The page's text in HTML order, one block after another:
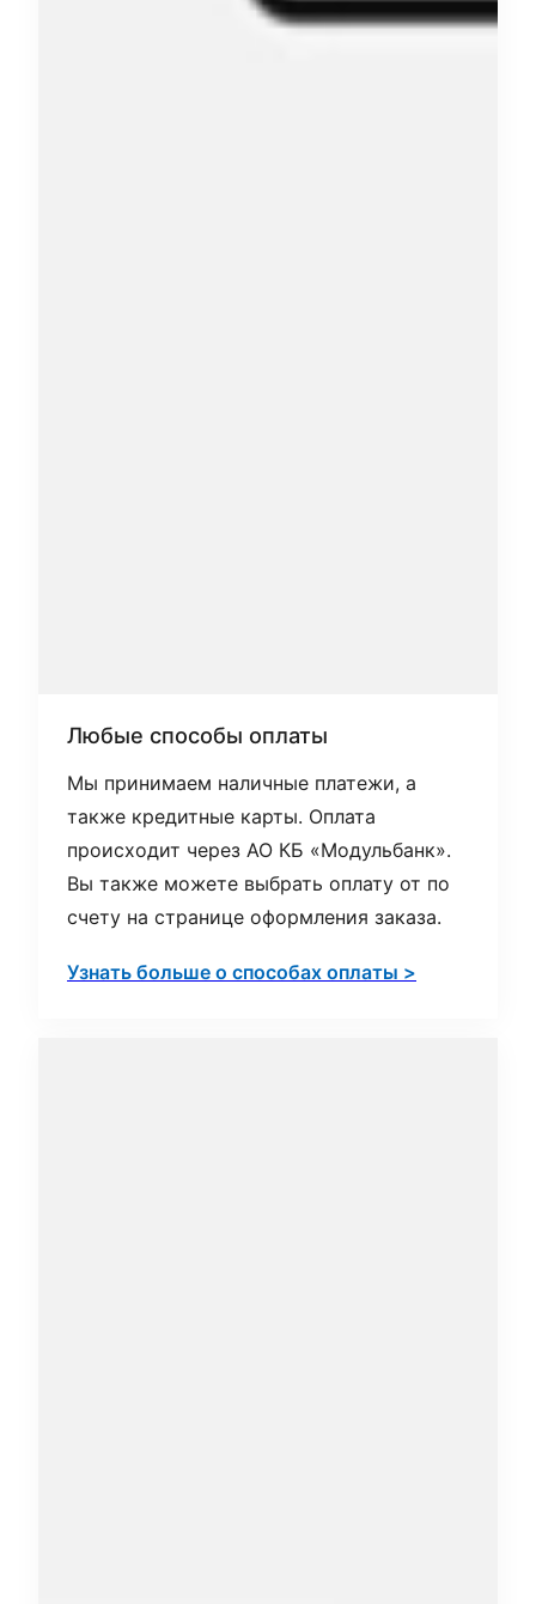
Любые способы оплаты
Мы принимаем наличные платежи, а
также кредитные карты. Оплата
происходит через АО КБ «Модульбанк».
Вы также можете выбрать оплату от по
счету на странице оформления заказа.
Узнать больше о способах оплаты >